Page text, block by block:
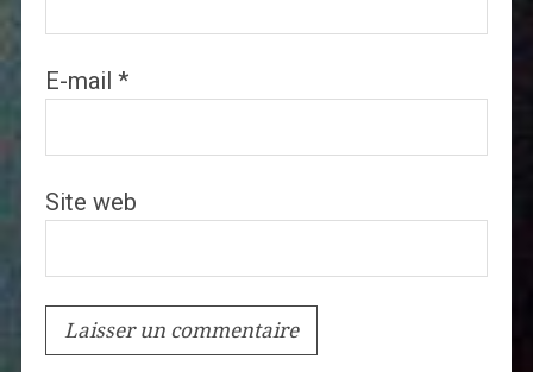
E-mail *
Site web